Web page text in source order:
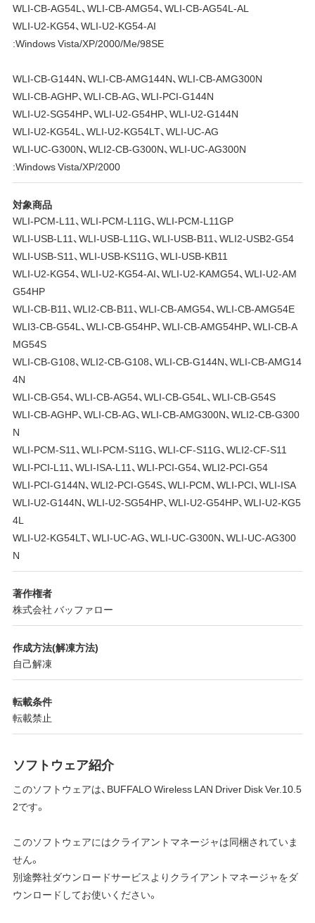
WLI-CB-AG54L、WLI-CB-AMG54、WLI-CB-AG54L-AL
WLI-U2-KG54、WLI-U2-KG54-AI
:Windows Vista/XP/2000/Me/98SE
WLI-CB-G144N、WLI-CB-AMG144N、WLI-CB-AMG300N
WLI-CB-AGHP、WLI-CB-AG、WLI-PCI-G144N
WLI-U2-SG54HP、WLI-U2-G54HP、WLI-U2-G144N
WLI-U2-KG54L、WLI-U2-KG54LT、WLI-UC-AG
WLI-UC-G300N、WLI2-CB-G300N、WLI-UC-AG300N
:Windows Vista/XP/2000
対象商品
WLI-PCM-L11、WLI-PCM-L11G、WLI-PCM-L11GP
WLI-USB-L11、WLI-USB-L11G、WLI-USB-B11、WLI2-USB2-G54
WLI-USB-S11、WLI-USB-KS11G、WLI-USB-KB11
WLI-U2-KG54、WLI-U2-KG54-AI、WLI-U2-KAMG54、WLI-U2-AM
G54HP
WLI-CB-B11、WLI2-CB-B11、WLI-CB-AMG54、WLI-CB-AMG54E
WLI3-CB-G54L、WLI-CB-G54HP、WLI-CB-AMG54HP、WLI-CB-A
MG54S
WLI-CB-G108、WLI2-CB-G108、WLI-CB-G144N、WLI-CB-AMG14
4N
WLI-CB-G54、WLI-CB-AG54、WLI-CB-G54L、WLI-CB-G54S
WLI-CB-AGHP、WLI-CB-AG、WLI-CB-AMG300N、WLI2-CB-G300
N
WLI-PCM-S11、WLI-PCM-S11G、WLI-CF-S11G、WLI2-CF-S11
WLI-PCI-L11、WLI-ISA-L11、WLI-PCI-G54、WLI2-PCI-G54
WLI-PCI-G144N、WLI2-PCI-G54S、WLI-PCM、WLI-PCI、WLI-ISA
WLI-U2-G144N、WLI-U2-SG54HP、WLI-U2-G54HP、WLI-U2-KG5
4L
WLI-U2-KG54LT、WLI-UC-AG、WLI-UC-G300N、WLI-UC-AG300
N
著作権者
株式会社 バッファロー
作成方法(解凍方法)
自己解凍
転載条件
転載禁止
ソフトウェア紹介
このソフトウェアは、BUFFALO Wireless LAN Driver Disk Ver.10.5
2です。
このソフトウェアにはクライアントマネージャは同梱されていま
せん。
別途弊社ダウンロードサービスよりクライアントマネージャをダ
ウンロードしてお使いください。